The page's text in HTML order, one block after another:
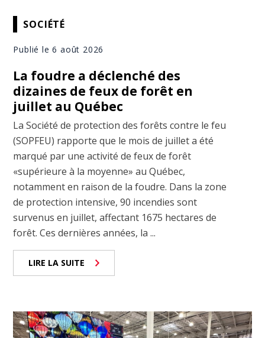
SOCIÉTÉ
Publié le 6 août 2026
La foudre a déclenché des
dizaines de feux de forêt en
juillet au Québec
La Société de protection des forêts contre le feu
(SOPFEU) rapporte que le mois de juillet a été
marqué par une activité de feux de forêt
«supérieure à la moyenne» au Québec,
notamment en raison de la foudre. Dans la zone
de protection intensive, 90 incendies sont
survenus en juillet, affectant 1675 hectares de
forêt. Ces dernières années, la ...
LIRE LA SUITE